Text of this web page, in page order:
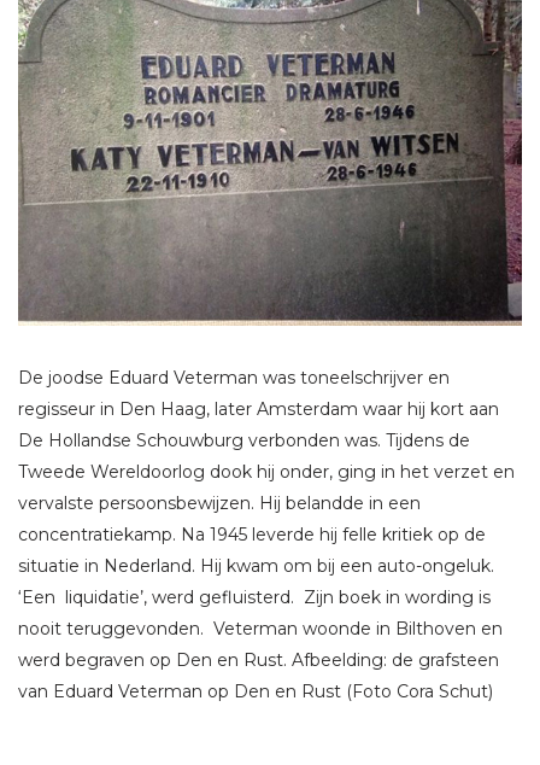
De joodse Eduard Veterman was toneelschrijver en
regisseur in Den Haag, later Amsterdam waar hij kort aan
De Hollandse Schouwburg verbonden was. Tijdens de
Tweede Wereldoorlog dook hij onder, ging in het verzet en
vervalste persoonsbewijzen. Hij belandde in een
concentratiekamp. Na 1945 leverde hij felle kritiek op de
situatie in Nederland. Hij kwam om bij een auto-ongeluk.
‘Een liquidatie’, werd gefluisterd. Zijn boek in wording is
nooit teruggevonden. Veterman woonde in Bilthoven en
werd begraven op Den en Rust. Afbeelding: de grafsteen
van Eduard Veterman op Den en Rust (Foto Cora Schut)